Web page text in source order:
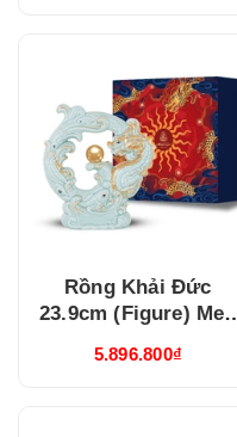
Rồng Khải Đức
23.9cm (Figure) Men
(312357BMNV)
5.896.800₫